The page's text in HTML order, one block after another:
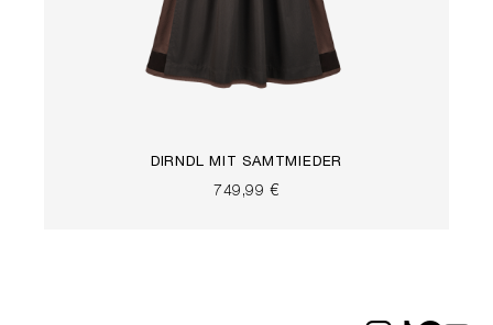
DIRNDL MIT SAMTMIEDER
749,99 €